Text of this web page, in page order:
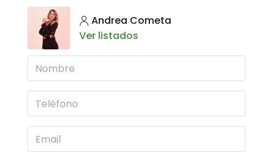
Andrea Cometa
Ver listados